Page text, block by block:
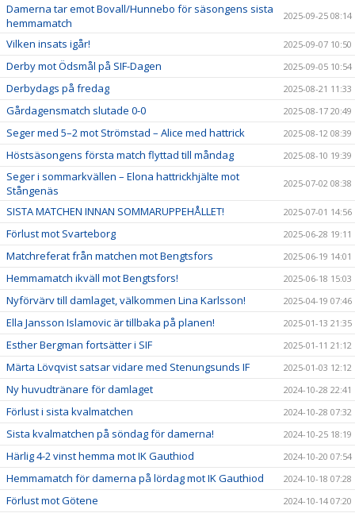
Damerna tar emot Bovall/Hunnebo för säsongens sista
hemmamatch
2025-09-25 08:14
Vilken insats igår! 2025-09-07 10:50
Derby mot Ödsmål på SIF-Dagen 2025-09-05 10:54
Derbydags på fredag 2025-08-21 11:33
Gårdagensmatch slutade 0-0 2025-08-17 20:49
Seger med 5–2 mot Strömstad – Alice med hattrick 2025-08-12 08:39
Höstsäsongens första match flyttad till måndag 2025-08-10 19:39
Seger i sommarkvällen – Elona hattrickhjälte mot
Stångenäs
2025-07-02 08:38
SISTA MATCHEN INNAN SOMMARUPPEHÅLLET! 2025-07-01 14:56
Förlust mot Svarteborg 2025-06-28 19:11
Matchreferat från matchen mot Bengtsfors 2025-06-19 14:01
Hemmamatch ikväll mot Bengtsfors! 2025-06-18 15:03
Nyförvärv till damlaget, välkommen Lina Karlsson! 2025-04-19 07:46
Ella Jansson Islamovic är tillbaka på planen! 2025-01-13 21:35
Esther Bergman fortsätter i SIF 2025-01-11 21:12
Märta Lövqvist satsar vidare med Stenungsunds IF 2025-01-03 12:12
Ny huvudtränare för damlaget 2024-10-28 22:41
Förlust i sista kvalmatchen 2024-10-28 07:32
Sista kvalmatchen på söndag för damerna! 2024-10-25 18:19
Härlig 4-2 vinst hemma mot IK Gauthiod 2024-10-20 07:54
Hemmamatch för damerna på lördag mot IK Gauthiod 2024-10-18 07:28
Förlust mot Götene 2024-10-14 07:20